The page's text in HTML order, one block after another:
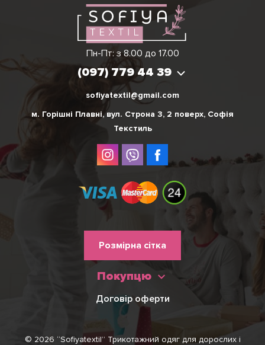
Пн-Пт: з 8.00 до 17.00
(097) 779 44 39
Вікторія
(097) 779 44 39
sofiyatextil@gmail.com
м. Горішні Плавні, вул. Строна 3, 2 поверх, Софія
Текстиль
колонтитулу
Розмірна сітка
Покупцю
Договір оферти
© 2026 “Sofiyatextil” Трикотажний одяг для дорослих і